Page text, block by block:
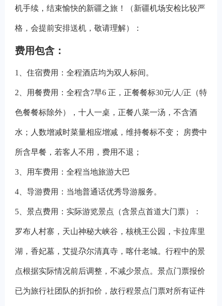
机手续，结束愉快的新疆之旅！（新疆机场安检比较严
格，会提前安排送机，敬请理解） ：
费用包含：
1 、住宿费用：全程酒店均为双人标间。
2 、用餐费用：全程含7早6 正，正餐餐标30元/人/正（特
色餐餐标除外），十人一桌，正餐八菜一汤，不含酒
水；人数增减时菜量相应增减，维持餐标不变； 房费中
所含早餐，若客人不用，费用不退；
3、用车费用：全程当地旅游大巴
4、导游费用：当地普通话优秀导游服务。
5、景点费用：实际游览景点（含景点首道大门票）：
罗布人村寨，天山神秘大峡谷，核桃王公园，卡拉库里
湖，香妃墓，艾提尕尔清真寺，喀什老城。行程中的景
点根据实际情况前后调整，不减少景点。景点门票报价
已为旅行社团队的折扣价，故行程景点门票对所有证件